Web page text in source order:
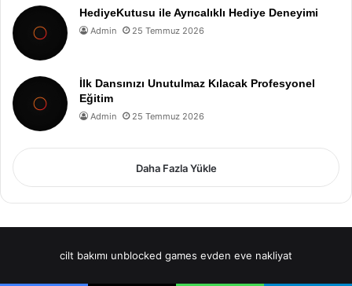
HediyeKutusu ile Ayrıcalıklı Hediye Deneyimi
Admin 25 Temmuz 2026
İlk Dansınızı Unutulmaz Kılacak Profesyonel
Eğitim
Admin 25 Temmuz 2026
Daha Fazla Yükle
cilt bakımı unblocked games evden eve nakliyat